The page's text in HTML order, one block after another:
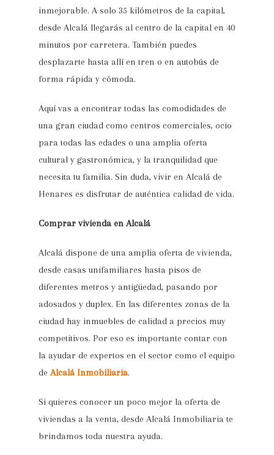
inmejorable. A solo 35 kilómetros de la capital,
desde Alcalá llegarás al centro de la capital en 40
minutos por carretera. También puedes
desplazarte hasta allí en tren o en autobús de
forma rápida y cómoda.
Aquí vas a encontrar todas las comodidades de
una gran ciudad como centros comerciales, ocio
para todas las edades o una amplia oferta
cultural y gastronómica, y la tranquilidad que
necesita tu familia. Sin duda, vivir en Alcalá de
Henares es disfrutar de auténtica calidad de vida.
Comprar vivienda en Alcalá
Alcalá dispone de una amplia oferta de vivienda,
desde casas unifamiliares hasta pisos de
diferentes metros y antigüedad, pasando por
adosados y duplex. En las diferentes zonas de la
ciudad hay inmuebles de calidad a precios muy
competitivos. Por eso es importante contar con
la ayudar de expertos en el sector como el equipo
deAlcalá Inmobiliaria.
Si quieres conocer un poco mejor la oferta de
viviendas a la venta, desde Alcalá Inmobiliaria te
brindamos toda nuestra ayuda.